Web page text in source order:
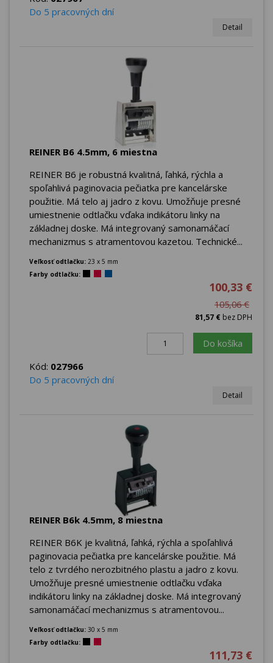
Do 5 pracovných dní
Detail
REINER B6 4.5mm, 6 miestna
REINER B6 je robustná kvalitná, ľahká, rýchla a
spoľahlivá paginovacia pečiatka pre kancelárske
použitie. Má telo aj jadro z kovu. Umožňuje presné
umiestnenie odtlačku vďaka indikátoru linky na
základnej doske. Má integrovaný samonamáčací
mechanizmus s atramentovou kazetou. Technické...
Veľkosť odtlačku: 23 x 5 mm
Farby odtlačku:
100,33 €
105,06 €
81,57 € bez DPH
Do košíka
Kód: 027966
Do 5 pracovných dní
Detail
REINER B6k 4.5mm, 8 miestna
REINER B6K je kvalitná, ľahká, rýchla a spoľahlivá
paginovacia pečiatka pre kancelárske použitie. Má
telo z tvrdého nerozbitného plastu a jadro z kovu.
Umožňuje presné umiestnenie odtlačku vďaka
indikátoru linky na základnej doske. Má integrovaný
samonamáčací mechanizmus s atramentovou...
Veľkosť odtlačku: 30 x 5 mm
Farby odtlačku:
111,73 €